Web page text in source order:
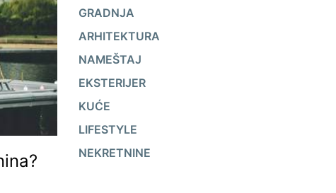
GRADNJA
ARHITEKTURA
NAMEŠTAJ
EKSTERIJER
KUĆE
LIFESTYLE
NEKRETNINE